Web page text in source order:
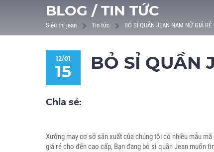
BLOG / TIN TỨC
Siêu thị jean Tin tức BỎ SỈ QUẦN JEAN NAM NỮ GIÁ RẺ
12/01
15 BỎ SỈ QUẦN
Chia sẻ:
Xưởng may cơ sở sản xuất của chúng tôi có nhiều mẫu
giá rẻ cho đến cao cấp, Bạn đang bỏ sỉ quần Jean muốn